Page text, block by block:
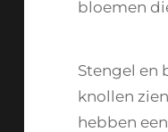
bloemen
Stengel en
knollen
hebben